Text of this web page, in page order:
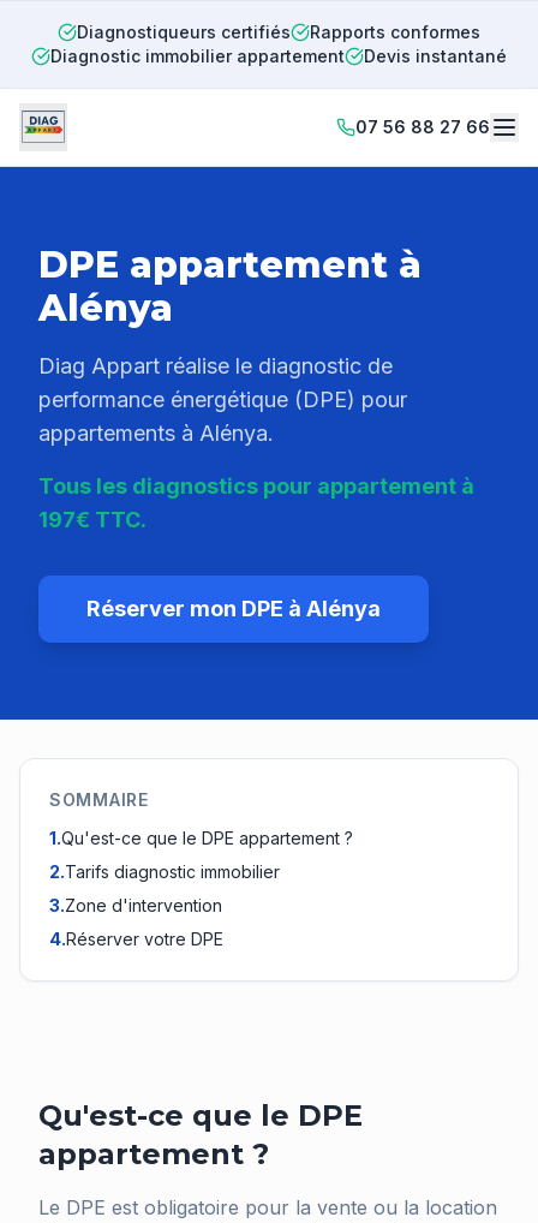
Diagnostiqueurs certifiés
Rapports conformes
Diagnostic immobilier appartement
Devis instantané
07 56 88 27 66
DPE appartement à
Alénya
Diag Appart réalise le diagnostic de
performance énergétique (DPE) pour
appartements à Alénya.
Tous les diagnostics pour appartement à
197€ TTC.
Réserver mon DPE à Alénya
SOMMAIRE
1.Qu'est-ce que le DPE appartement ?
2.Tarifs diagnostic immobilier
3.Zone d'intervention
4.Réserver votre DPE
Qu'est-ce que le DPE
appartement ?
Le DPE est obligatoire pour la vente ou la location